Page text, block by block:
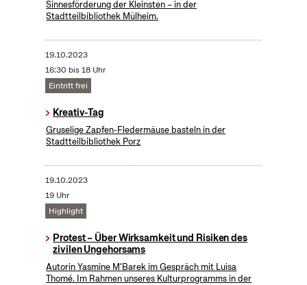
Sinnesförderung der Kleinsten – in der
Stadtteilbibliothek Mülheim.
19.10.2023
16:30 bis 18 Uhr
Eintritt frei
Kreativ-Tag
Gruselige Zapfen-Fledermäuse basteln in der
Stadtteilbibliothek Porz
19.10.2023
19 Uhr
Highlight
Protest – Über Wirksamkeit und Risiken des
zivilen Ungehorsams
Autorin Yasmine M'Barek im Gespräch mit Luisa
Thomé. Im Rahmen unseres Kulturprogramms in der